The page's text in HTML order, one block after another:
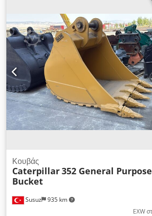
Susuz 935 km
Κουβάς
Caterpillar352 General Purpose
Bucket
EXW